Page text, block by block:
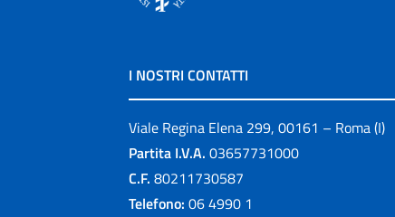
I NOSTRI CONTATTI
Viale Regina Elena 299, 00161 – Roma (I)
Partita I.V.A. 03657731000
C.F. 80211730587
Telefono: 06 4990 1